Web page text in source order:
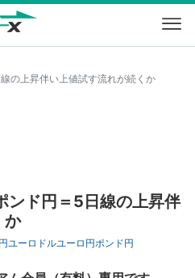
の上昇伴い上値試す流れが続くか
ンド円＝5日線の上昇伴
か
ユーロドルユーロ円ポンド円